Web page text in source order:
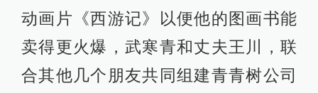
动画片《西游记》以便他的图画书能
卖得更火爆，武寒青和丈夫王川，联
合其他几个朋友共同组建青青树公司